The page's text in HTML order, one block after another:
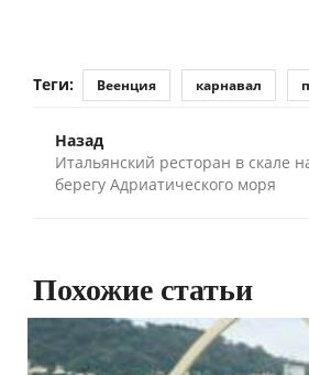
Теги: Веенция карнавал
Назад
Итальянский ресторан в скале
берегу Адриатического моря
Похожие статьи